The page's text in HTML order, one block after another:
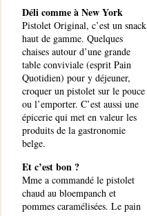
Déli comme à New York
Pistolet Original, c’est un snack
haut de gamme. Quelques
chaises autour d’une grande
table conviviale (esprit Pain
Quotidien) pour y déjeuner,
croquer un pistolet sur le pouce
ou l’emporter. C’est aussi une
épicerie qui met en valeur les
produits de la gastronomie
belge.
Et c’est bon ?
Mme a commandé le pistolet
chaud au bloempanch et
pommes caramélisées. Le pain